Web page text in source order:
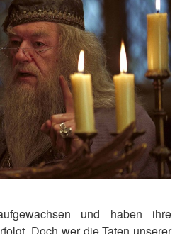
und haben ihre